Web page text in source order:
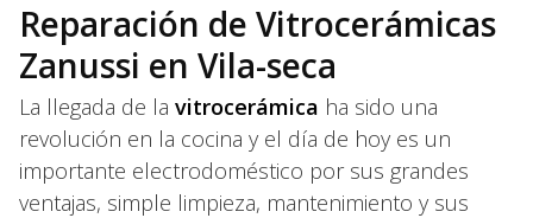
Reparación de Vitrocerámicas
Zanussi en Vila-seca
La llegada de la vitrocerámica ha sido una
revolución en la cocina y el día de hoy es un
importante electrodoméstico por sus grandes
ventajas, simple limpieza, mantenimiento y sus